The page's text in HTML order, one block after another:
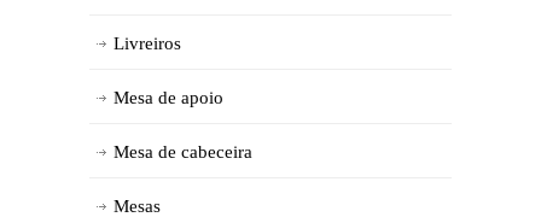
Livreiros
Mesa de apoio
Mesa de cabeceira
Mesas